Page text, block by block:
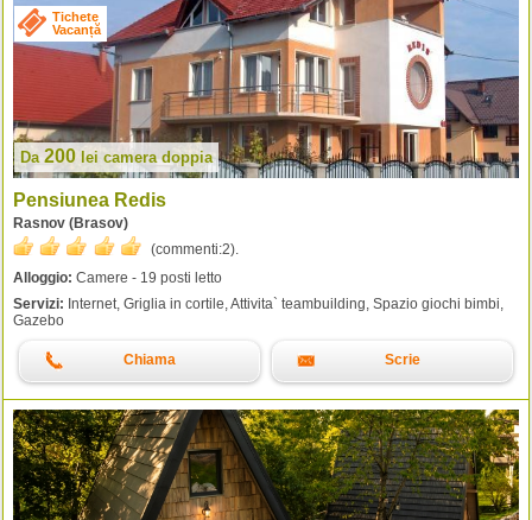
Tichete
Vacanță
Da 200 lei camera doppia
Pensiunea Redis
Rasnov (Brasov)
(commenti:2).
Alloggio: Camere - 19 posti letto
Servizi: Internet, Griglia in cortile, Attivita` teambuilding, Spazio giochi bimbi,
Gazebo
Chiama Scrie